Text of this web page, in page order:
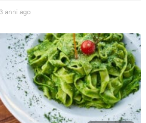
3 anni ago
n
i
a
g
o